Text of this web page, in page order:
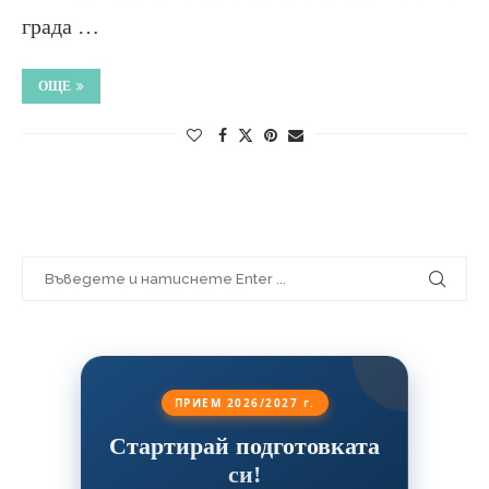
града …
ОЩЕ
ПРИЕМ 2026/2027 г.
Стартирай подготовката
си!